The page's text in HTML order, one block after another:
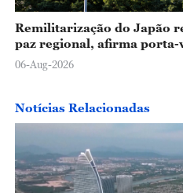
Remilitarização do Japão
paz regional, afirma porta-
06-Aug-2026
Notícias Relacionadas